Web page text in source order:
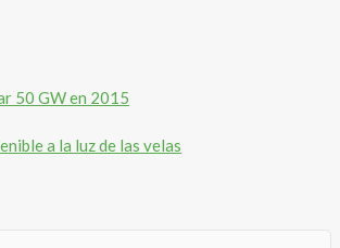
50 GW en 2015
a la luz de las velas